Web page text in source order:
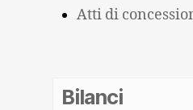
Atti di
Bilanci